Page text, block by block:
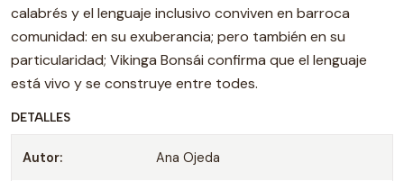
calabrés y el lenguaje inclusivo conviven en barroca
comunidad: en su exuberancia; pero también en su
particularidad; Vikinga Bonsái confirma que el lenguaje
está vivo y se construye entre todes.
DETALLES
Autor: Ana Ojeda